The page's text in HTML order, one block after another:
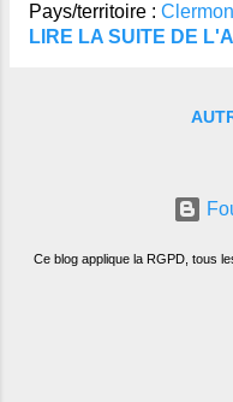
Pays/territoire :
LIRE LA SUITE DE
Ce blog applique la RGPD, tous